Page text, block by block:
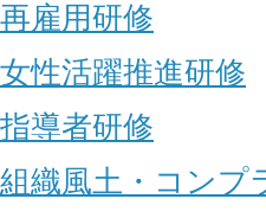
再雇用研修
女性活躍推進研修
指導者研修
組織風土・コンプ